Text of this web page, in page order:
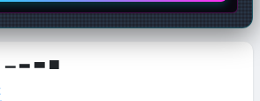
▁ ▂ ▃ ▄